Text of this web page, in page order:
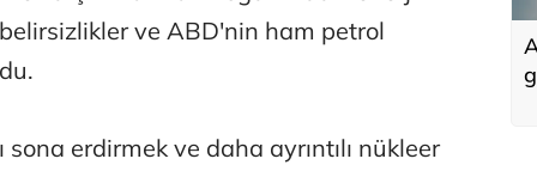
ve ABD'nin ham petrol
erdirmek ve daha ayrıntılı nükleer